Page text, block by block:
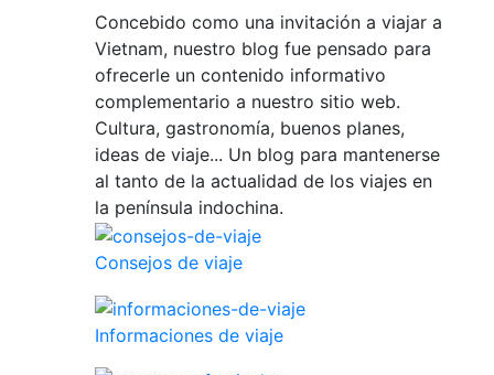
Concebido como una invitación a viajar a
Vietnam, nuestro blog fue pensado para
ofrecerle un contenido informativo
complementario a nuestro sitio web.
Cultura, gastronomía, buenos planes,
ideas de viaje... Un blog para mantenerse
al tanto de la actualidad de los viajes en
la península indochina.
Consejos de viaje
Informaciones de viaje